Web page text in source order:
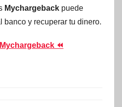
Mychargeback puede
banco y recuperar tu dinero.
⏪